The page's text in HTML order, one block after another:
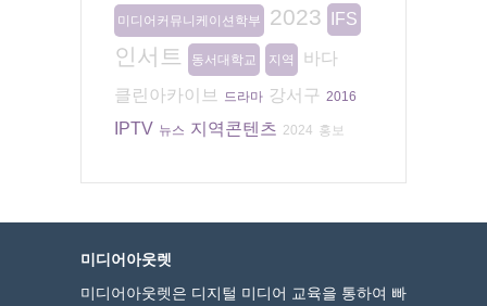
미디어커뮤니케이션학부 2023 IFS
인서트 동서대학교 지역
바다
클린아카이브
드라마 강서구 2016
IPTV 뉴스 지역콘텐츠 2024 홍보
미디어아웃렛
미디어아웃렛은 디지털 미디어 교육을 통하여 빠